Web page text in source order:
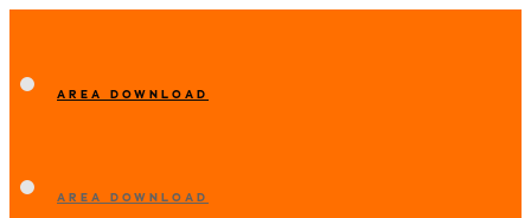
AREA DOWNLOAD
AREA DOWNLOAD